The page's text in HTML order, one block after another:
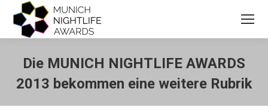
Die MUNICH NIGHTLIFE AWARDS
2013 bekommen eine weitere Rubrik